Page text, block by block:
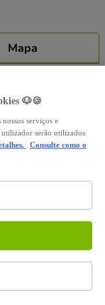
Mapa
🐶🍪
serviços e
utilizador serão utilizados
Consulte como o